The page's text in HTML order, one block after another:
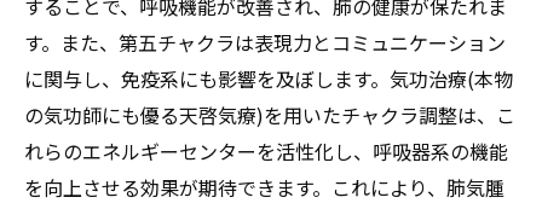
す。また、第五チャクラは表現力とコミュニケーション
に関与し、免疫系にも影響を及ぼします。気功治療(本物
の気功師にも優る天啓気療)を用いたチャクラ調整は、こ
れらのエネルギーセンターを活性化し、呼吸器系の機能
を向上させる効果が期待できます。これにより、肺気腫